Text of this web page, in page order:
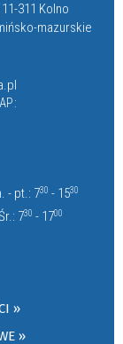
311 Kolno
mazurskie
- pt.: 730 - 1530
730 - 1700
»
»